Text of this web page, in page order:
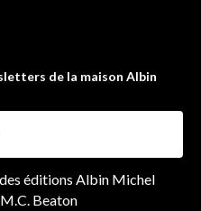
de la maison Albin
éditions Albin Michel
Beaton